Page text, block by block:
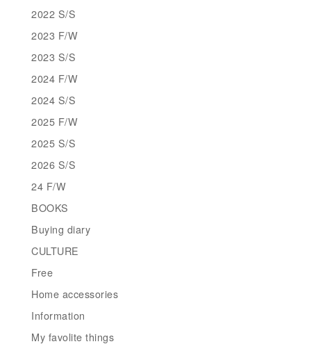
2022 S/S
2023 F/W
2023 S/S
2024 F/W
2024 S/S
2025 F/W
2025 S/S
2026 S/S
24 F/W
BOOKS
Buying diary
CULTURE
Free
Home accessories
Information
My favolite things